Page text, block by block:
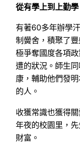
從有學上到上勤學
有著60多年辦學
制黌舍，積聚了
極爭奪國度各項
遭的狀況。師生
康，輔助他們發
的人。
收獲常識也獲得
年夜的校園里，
財富。